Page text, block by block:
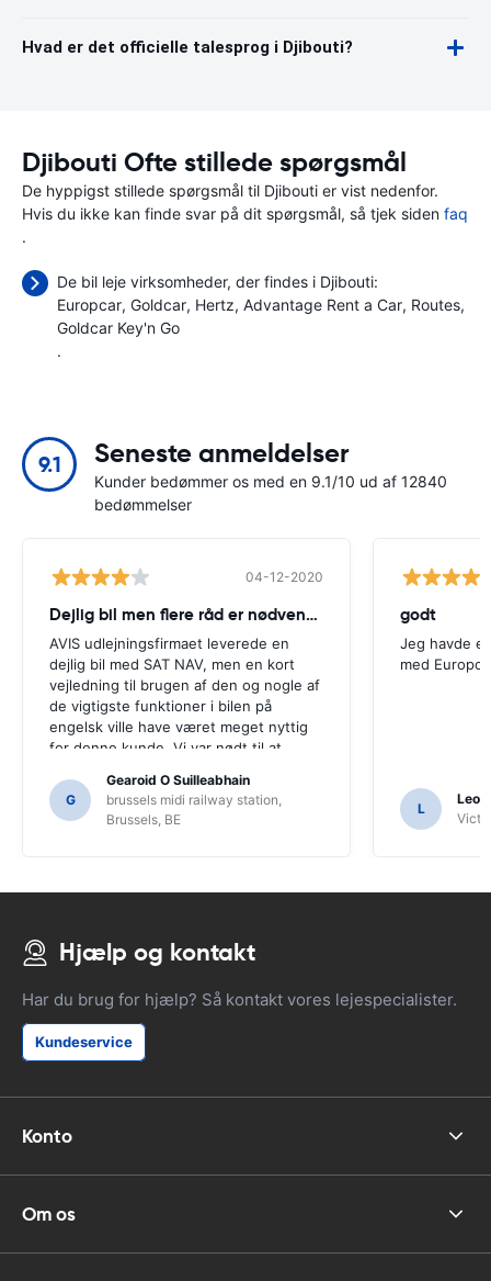
Hvad er det officielle talesprog i Djibouti?
Djibouti Ofte stillede spørgsmål
De hyppigst stillede spørgsmål til Djibouti er vist nedenfor.
Hvis du ikke kan finde svar på dit spørgsmål, så tjek siden faq
.
De bil leje virksomheder, der findes i Djibouti:
Europcar Goldcar Hertz Advantage Rent a Car Routes
Goldcar Key'n Go
.
9.1 Seneste anmeldelser
Kunder bedømmer os med en 9.1/10 ud af 12840
bedømmelser
04-12-2020
Dejlig bil men flere råd er nødvendige
AVIS udlejningsfirmaet leverede en
dejlig bil med SAT NAV, men en kort
vejledning til brugen af ​​den og nogle af
de vigtigste funktioner i bilen på
engelsk ville have været meget nyttig
for denne kunde. Vi var nødt til at
vejledning, og kun for det kunne vi ikke
have regnet ud af SAT NAV's
G
Gearoid O Suilleabhain
brussels midi railway station,
Brussels, BE
godt
Jeg havde
med
L
Hjælp og kontakt
Har du brug for hjælp? Så kontakt vores lejespecialister.
Kundeservice
Konto
Om os